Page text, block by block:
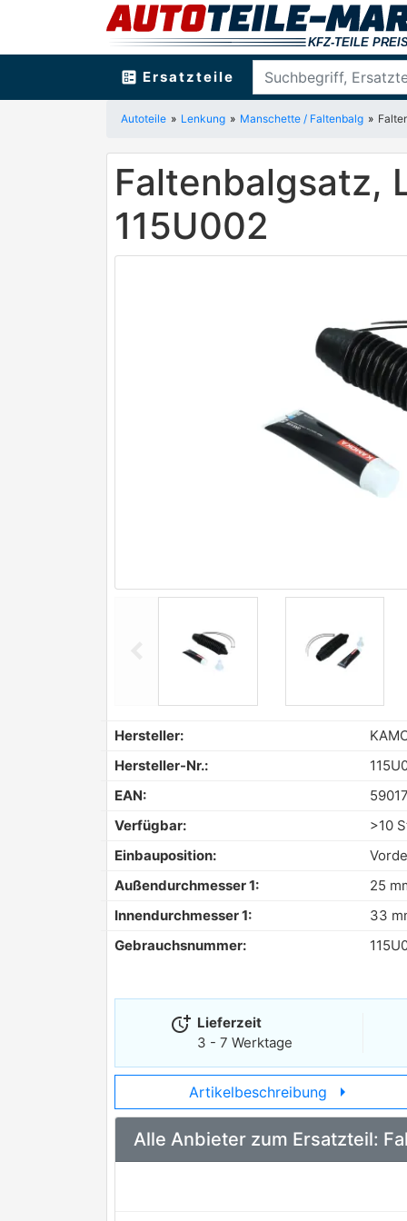
ballot Ersatzteile
Autoteile Lenkung Manschette / Faltenbalg
Faltenbalgsatz,
115U002
Previous
Hersteller:
Hersteller-Nr.:
EAN:
Verfügbar:
>10
Einbauposition:
Außendurchmesser 1:
25
Innendurchmesser 1:
33
Gebrauchsnummer:
more_time Lieferzeit
3 - 7 Werktage
Artikelbeschreibung arrow_right
Alle Anbieter zum Ersatzteil: